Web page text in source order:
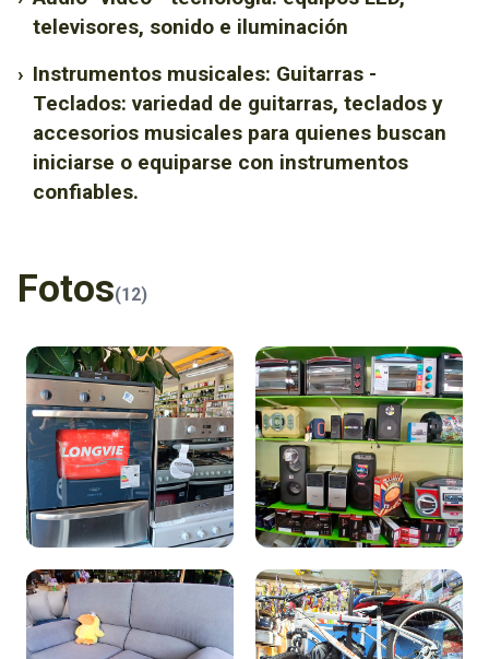
televisores, sonido e iluminación
› Instrumentos musicales: Guitarras -
Teclados: variedad de guitarras, teclados y
accesorios musicales para quienes buscan
iniciarse o equiparse con instrumentos
confiables.
Fotos(12)